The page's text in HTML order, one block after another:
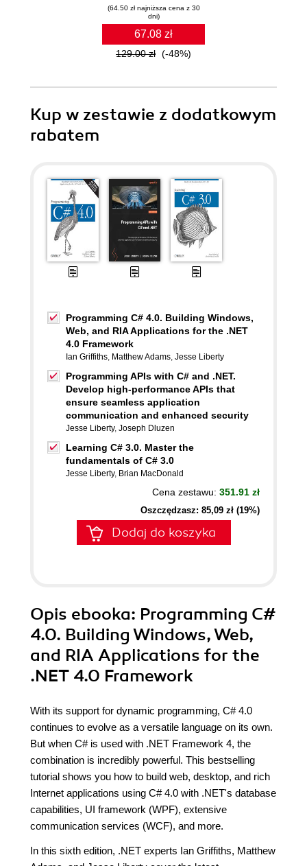
(64.50 zł najniższa cena z 30
dni)
67.08 zł
129.00 zł (-48%)
Kup w zestawie z dodatkowym
rabatem
Programming C# 4.0. Building Windows,
Web, and RIA Applications for the .NET
4.0 Framework
Ian Griffiths, Matthew Adams, Jesse Liberty
Programming APIs with C# and .NET.
Develop high-performance APIs that
ensure seamless application
communication and enhanced security
Jesse Liberty, Joseph Dluzen
Learning C# 3.0. Master the
fundamentals of C# 3.0
Jesse Liberty, Brian MacDonald
Cena zestawu: 351.91 zł
Oszczędzasz: 85,09 zł (19%)
Dodaj do koszyka
Opis ebooka: Programming C#
4.0. Building Windows, Web,
and RIA Applications for the
.NET 4.0 Framework
With its support for dynamic programming, C# 4.0
continues to evolve as a versatile language on its own.
But when C# is used with .NET Framework 4, the
combination is incredibly powerful. This bestselling
tutorial shows you how to build web, desktop, and rich
Internet applications using C# 4.0 with .NET's database
capabilities, UI framework (WPF), extensive
communication services (WCF), and more.
In this sixth edition, .NET experts Ian Griffiths, Matthew